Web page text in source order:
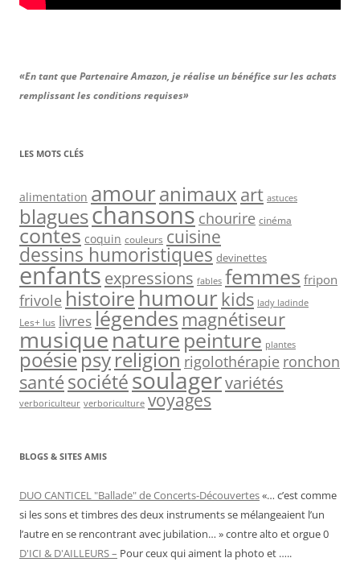
«En tant que Partenaire Amazon, je réalise un bénéfice sur les achats
remplissant les conditions requises»
LES MOTS CLÉS
alimentation amouranimaux art astuces
blagueschansons chourire cinéma
contes coquin couleurs cuisine
dessins humoristiques devinettes
enfantsexpressions fables femmes fripon
frivole histoire humour kids lady ladinde
Les+ lus livreslégendes magnétiseur
musiquenature peinture plantes
poésiepsyreligion rigolothérapie ronchon
santésociétésoulagervariétés
verboriculteur verboriculture voyages
BLOGS & SITES AMIS
DUO CANTICEL "Ballade" de Concerts-Découvertes«… c’est comme
si les sons et timbres des deux instruments se mélangeaient l’un
l’autre en se rencontrant avec jubilation… » contre alto et orgue 0
D'ICI & D'AILLEURS – Pour ceux qui aiment la photo et …..